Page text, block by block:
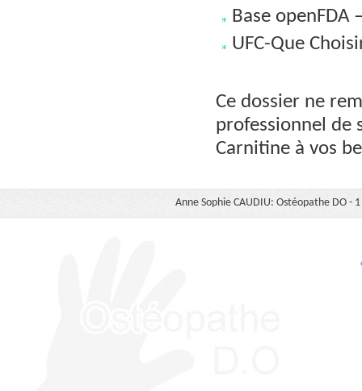
Base openFDA
UFC-Que
Ce dossier ne
professionnel de
Carnitine à vos
Anne Sophie CAUDIU: Ostéopathe DO -